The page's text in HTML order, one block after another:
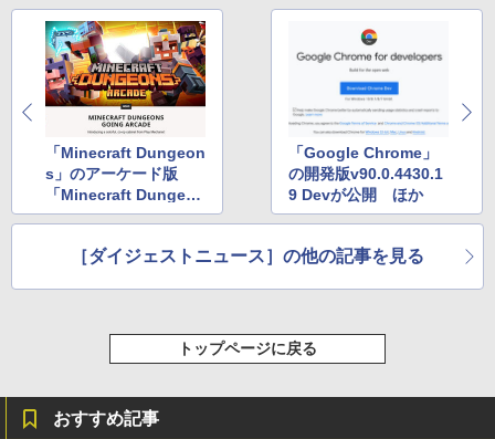
「Minecraft Dungeon
s」のアーケード版
「Minecraft Dungeon
s Arcade」が北米でテ
「Google Chrome」
の開発版v90.0.4430.1
9 Devが公開 ほか
［ダイジェストニュース］の他の記事を見る
トップページに戻る
おすすめ記事